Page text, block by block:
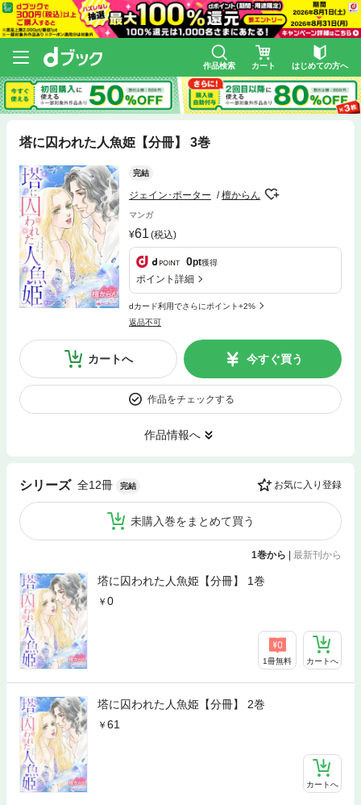
作品検索 カート はじめての方へ
塔に囚われた人魚姫【分冊】 3巻
完結
ジェイン･ポーター 檀からん
マンガ
61 (税込)
0pt獲得
ポイント詳細
dカード利用でさらにポイント+2%
返品不可
カートへ 今すぐ買う
作品をチェックする
作品情報へ
シリーズ 全12冊 完結 お気に入り登録
未購入巻をまとめて買う
1巻から 最新刊から
塔に囚われた人魚姫【分冊】 1巻
0
1冊無料 カートへ
塔に囚われた人魚姫【分冊】 2巻
61
カートへ